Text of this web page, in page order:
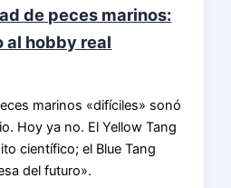
de peces marinos:
al hobby real
marinos «difíciles» sonó
Hoy ya no. El Yellow Tang
científico; el Blue Tang
del futuro».